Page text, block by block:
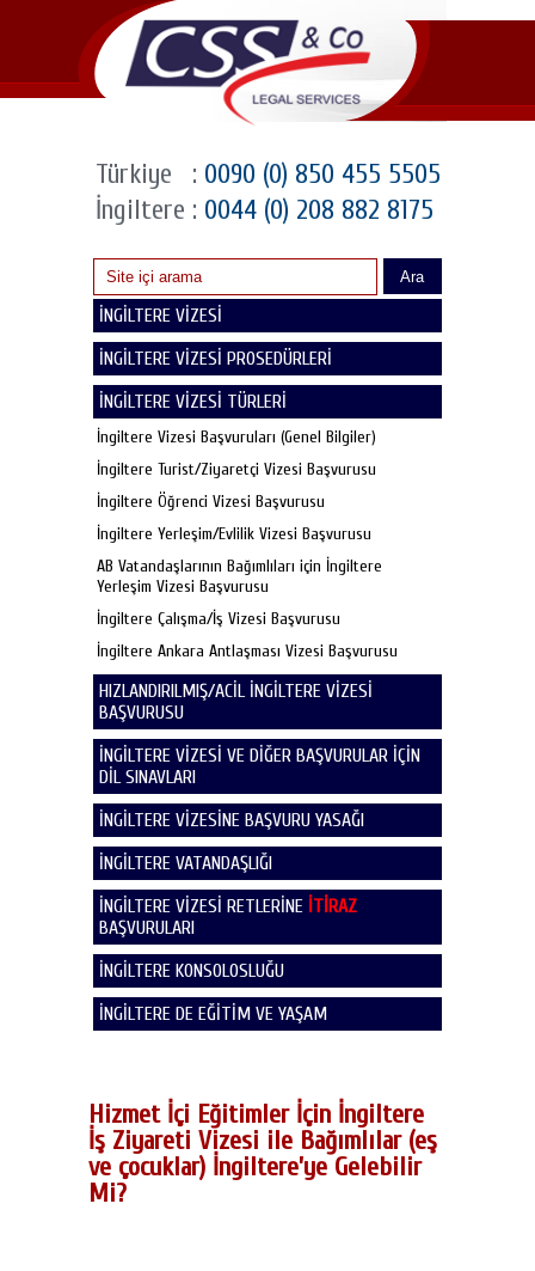
Türkiye : 0090 (0) 850 455 5505
İngiltere : 0044 (0) 208 882 8175
Ara
İNGİLTERE VİZESİ
İNGİLTERE VİZESİ PROSEDÜRLERİ
İNGİLTERE VİZESİ TÜRLERİ
İngiltere Vizesi Başvuruları (Genel Bilgiler)
İngiltere Turist/Ziyaretçi Vizesi Başvurusu
İngiltere Öğrenci Vizesi Başvurusu
İngiltere Yerleşim/Evlilik Vizesi Başvurusu
AB Vatandaşlarının Bağımlıları için İngiltere
Yerleşim Vizesi Başvurusu
İngiltere Çalışma/İş Vizesi Başvurusu
İngiltere Ankara Antlaşması Vizesi Başvurusu
HIZLANDIRILMIŞ/ACİL İNGİLTERE VİZESİ
BAŞVURUSU
İNGİLTERE VİZESİ VE DİĞER BAŞVURULAR İÇİN
DİL SINAVLARI
İNGİLTERE VİZESİNE BAŞVURU YASAĞI
İNGİLTERE VATANDAŞLIĞI
İNGİLTERE VİZESİ RETLERİNE İTİRAZ
BAŞVURULARI
İNGİLTERE KONSOLOSLUĞU
İNGİLTERE DE EĞİTİM VE YAŞAM
Hizmet İçi Eğitimler İçin İngiltere
İş Ziyareti Vizesi ile Bağımlılar (eş
ve çocuklar) İngiltere’ye Gelebilir
Mi?